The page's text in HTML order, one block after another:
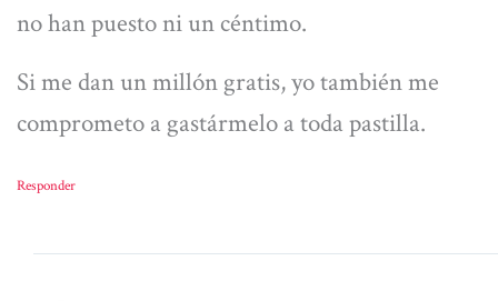
no han puesto ni un céntimo.
Si me dan un millón gratis, yo también me
comprometo a gastármelo a toda pastilla.
Responder